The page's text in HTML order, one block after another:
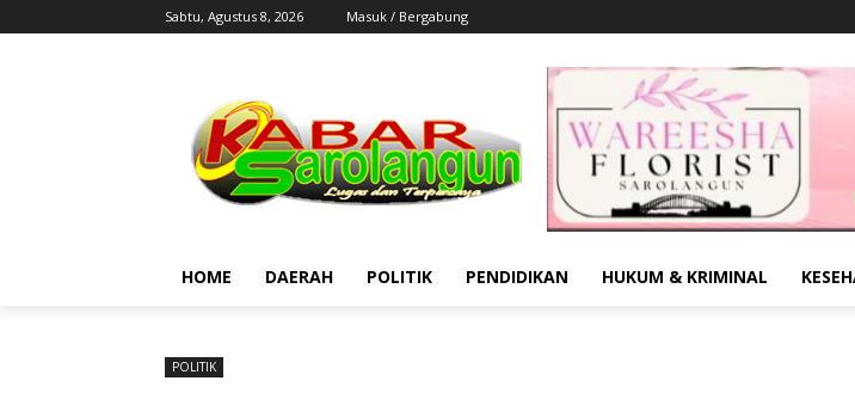
Sabtu, Agustus 8, 2026 Masuk / Bergabung
HOME DAERAH POLITIK PENDIDIKAN HUKUM & KRIMINAL
POLITIK